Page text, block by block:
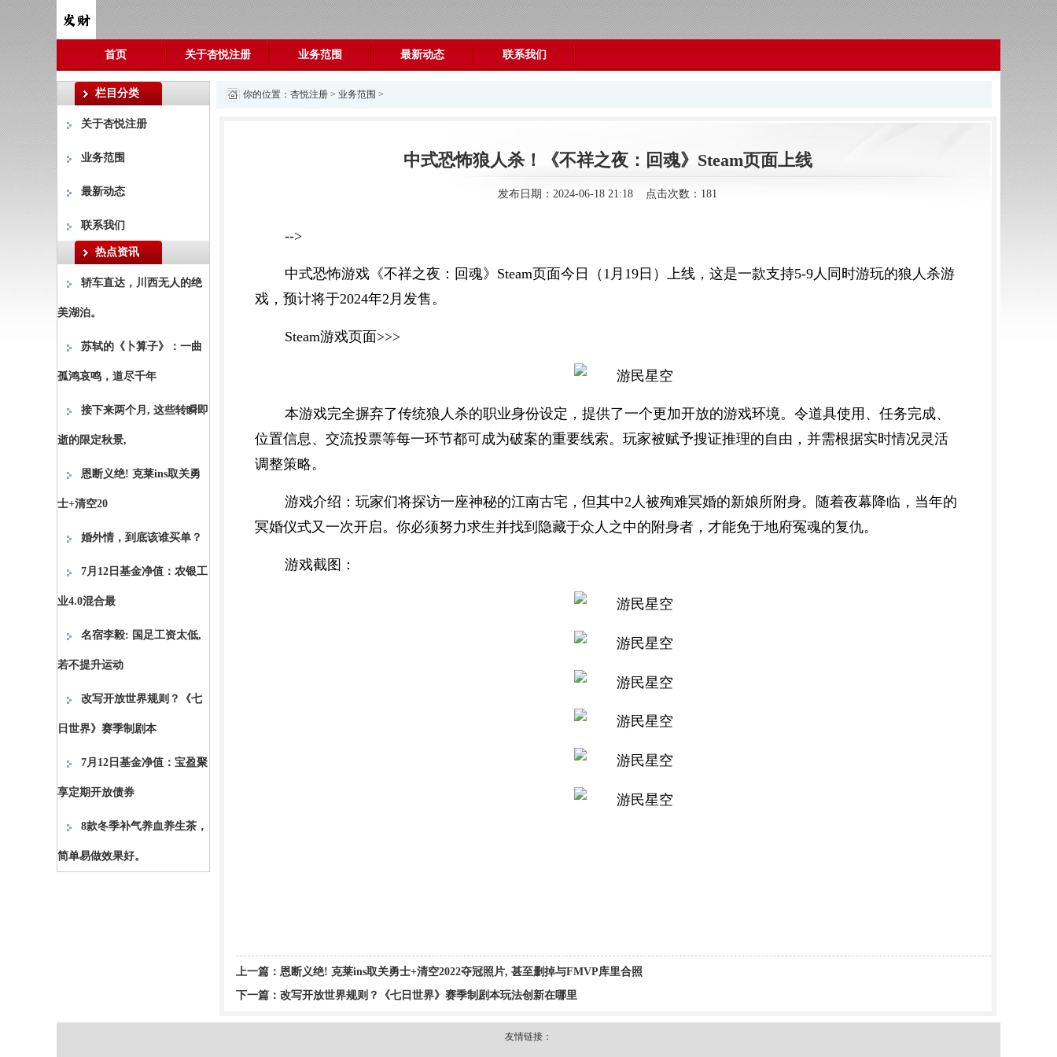
首页 关于杏悦注册 业务范围 最新动态 联系我们
栏目分类
关于杏悦注册
业务范围
最新动态
联系我们
热点资讯
轿车直达，川西无人的绝
美湖泊。
苏轼的《卜算子》：一曲
孤鸿哀鸣，道尽千年
接下来两个月, 这些转瞬即
逝的限定秋景,
恩断义绝! 克莱ins取关勇
士+清空20
婚外情，到底该谁买单？
7月12日基金净值：农银工
业4.0混合最
名宿李毅: 国足工资太低,
若不提升运动
改写开放世界规则？《七
日世界》赛季制剧本
7月12日基金净值：宝盈聚
享定期开放债券
8款冬季补气养血养生茶，
简单易做效果好。
你的位置： 杏悦注册 > 业务范围 >
中式恐怖狼人杀！《不祥之夜：回魂》Steam页面上线
发布日期：2024-06-18 21:18 点击次数：181
-->
中式恐怖游戏《不祥之夜：回魂》Steam页面今日（1月19日）上线，这是一款支持5-9人同时游玩的狼人杀游
戏，预计将于2024年2月发售。
Steam游戏页面>>>
本游戏完全摒弃了传统狼人杀的职业身份设定，提供了一个更加开放的游戏环境。令道具使用、任务完成、
位置信息、交流投票等每一环节都可成为破案的重要线索。玩家被赋予搜证推理的自由，并需根据实时情况灵活
调整策略。
游戏介绍：玩家们将探访一座神秘的江南古宅，但其中2人被殉难冥婚的新娘所附身。随着夜幕降临，当年的
冥婚仪式又一次开启。你必须努力求生并找到隐藏于众人之中的附身者，才能免于地府冤魂的复仇。
游戏截图：
上一篇： 恩断义绝! 克莱ins取关勇士+清空2022夺冠照片, 甚至删掉与FMVP库里合照
下一篇： 改写开放世界规则？《七日世界》赛季制剧本玩法创新在哪里
友情链接：